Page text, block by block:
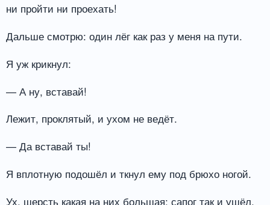
ни пройти ни проехать!
Дальше смотрю: один лёг как раз у меня на пути.
Я уж крикнул:
— А ну, вставай!
Лежит, проклятый, и ухом не ведёт.
— Да вставай ты!
Я вплотную подошёл и ткнул ему под брюхо ногой.
Ух, шерсть какая на них большая: сапог так и ушёл,